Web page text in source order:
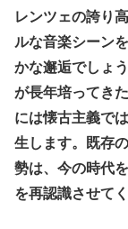
レンツェの誇り
ルな音楽シーン
かな邂逅でしょ
が長年培ってき
には懐古主義で
生します。既存
勢は、今の時代
を再認識させて